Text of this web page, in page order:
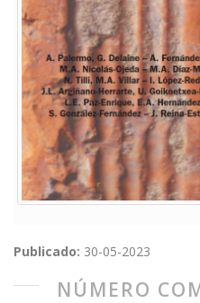
Publicado: 30-05-2023
NÚMERO